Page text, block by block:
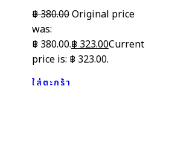
฿380.00Original price
was:
฿ 380.00.฿ 323.00Current
price is: ฿ 323.00.
ใส่ตะกร้า